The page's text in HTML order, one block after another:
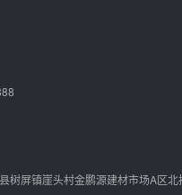
树屏镇崖头村金鹏源建材市场A区北